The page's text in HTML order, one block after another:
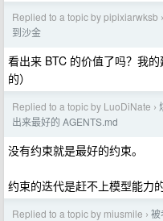
Replied to a topic by pipixiarwksb ›
到沙金
看出来 BTC 的价值了吗？我
的）
Replied to a topic by LuoDiNate ›
出来最好的 AGENTS.md
没有约束就是最好的约束。
约束的迭代是赶不上模型能力
Replied to a topic by miusmile › 被